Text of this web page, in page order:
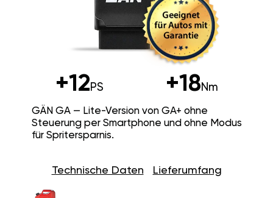
+12PS +18Nm
GÄN GA — Lite-Version von GA+ ohne
Steuerung per Smartphone und ohne Modus
für Spritersparnis.
Technische Daten Lieferumfang